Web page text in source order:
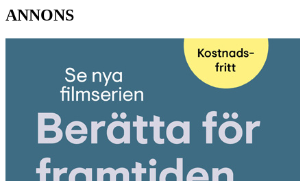
ANNONS